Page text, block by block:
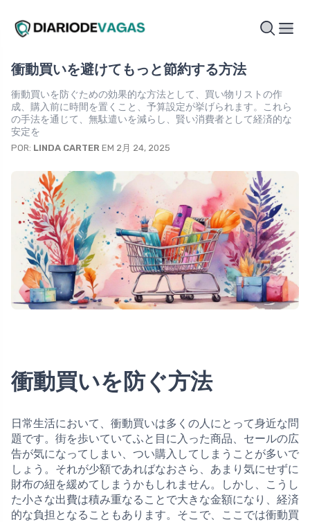
衝動買いを避けてもっと節約する方法
衝動買いを防ぐための効果的な方法として、買い物リストの作
成、購入前に時間を置くこと、予算設定が挙げられます。これら
の手法を通じて、無駄遣いを減らし、賢い消費者として経済的な
安定を
POR: LINDA CARTER EM 2月 24, 2025
衝動買いを防ぐ方法
日常生活において、衝動買いは多くの人にとって身近な問
題です。街を歩いていてふと目に入った商品、セールの広
告が気になってしまい、つい購入してしまうことが多いで
しょう。それが少額であればなおさら、あまり気にせずに
財布の紐を緩めてしまうかもしれません。しかし、こうし
た小さな出費は積み重なることで大きな金額になり、経済
的な負担となることもあります。そこで、ここでは衝動買